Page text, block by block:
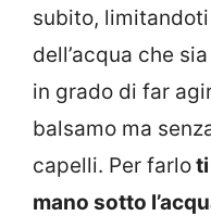
subito,
dell’acqua che
in grado di far
balsamo ma
capelli. Per farlo
mano sotto